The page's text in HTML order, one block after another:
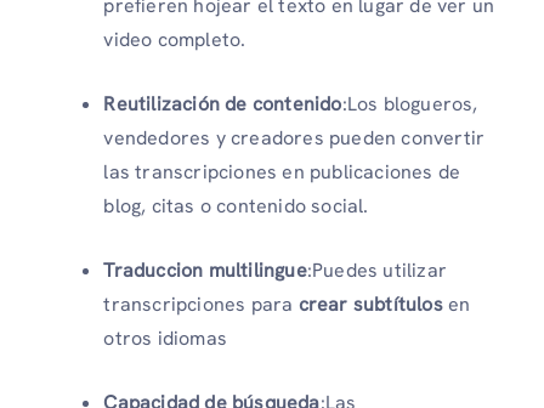
prefieren hojear el texto en lugar de ver un
video completo.
Reutilización de contenido:Los blogueros,
vendedores y creadores pueden convertir
las transcripciones en publicaciones de
blog, citas o contenido social.
Traduccion multilingue:Puedes utilizar
transcripciones para crear subtítulosen
otros idiomas
Capacidad de búsqueda:Las